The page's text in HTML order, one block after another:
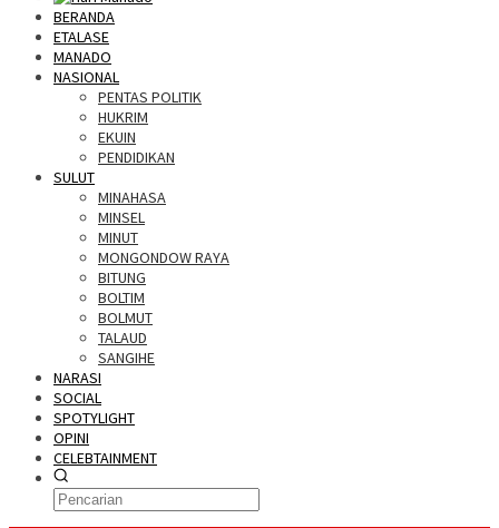
BERANDA
ETALASE
MANADO
NASIONAL
PENTAS POLITIK
HUKRIM
EKUIN
PENDIDIKAN
SULUT
MINAHASA
MINSEL
MINUT
MONGONDOW RAYA
BITUNG
BOLTIM
BOLMUT
TALAUD
SANGIHE
NARASI
SOCIAL
SPOTYLIGHT
OPINI
CELEBTAINMENT